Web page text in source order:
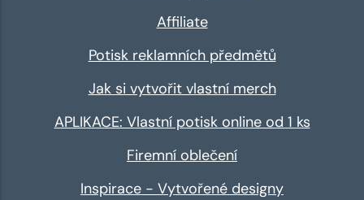
Affiliate
Potisk reklamních předmětů
Jak si vytvořit vlastní merch
APLIKACE: Vlastní potisk online od 1 ks
Firemní oblečení
Inspirace - Vytvořené designy